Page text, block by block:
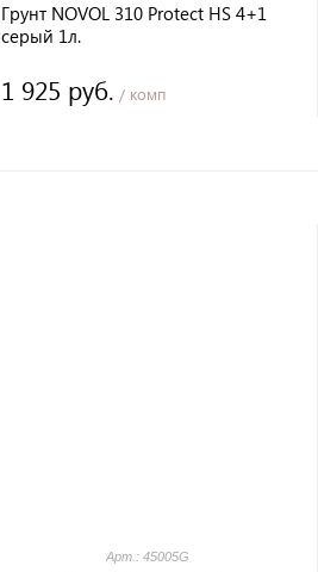
Грунт NOVOL 310 Protect HS 4+1
серый 1л.
1 925 руб. / комп
Арт.: 45005G